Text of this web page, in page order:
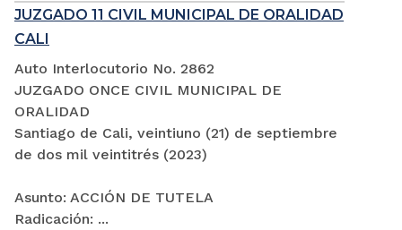
JUZGADO 11 CIVIL MUNICIPAL DE ORALIDAD
CALI
Auto Interlocutorio No. 2862
JUZGADO ONCE CIVIL MUNICIPAL DE
ORALIDAD
Santiago de Cali, veintiuno (21) de septiembre
de dos mil veintitrés (2023)
Asunto: ACCIÓN DE TUTELA
Radicación: ...